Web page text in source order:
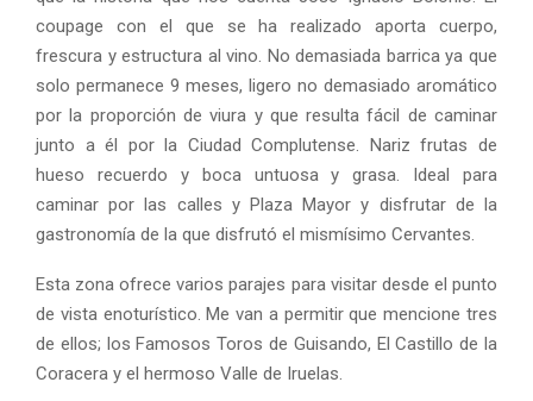
coupage con el que se ha realizado aporta cuerpo,
frescura y estructura al vino. No demasiada barrica ya que
solo permanece 9 meses, ligero no demasiado aromático
por la proporción de viura y que resulta fácil de caminar
junto a él por la Ciudad Complutense. Nariz frutas de
hueso recuerdo y boca untuosa y grasa. Ideal para
caminar por las calles y Plaza Mayor y disfrutar de la
gastronomía de la que disfrutó el mismísimo Cervantes.
Esta zona ofrece varios parajes para visitar desde el punto
de vista enoturístico. Me van a permitir que mencione tres
de ellos; los Famosos Toros de Guisando, El Castillo de la
Coracera y el hermoso Valle de Iruelas.